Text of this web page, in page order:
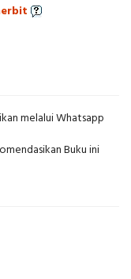
melalui Whatsapp
Buku ini